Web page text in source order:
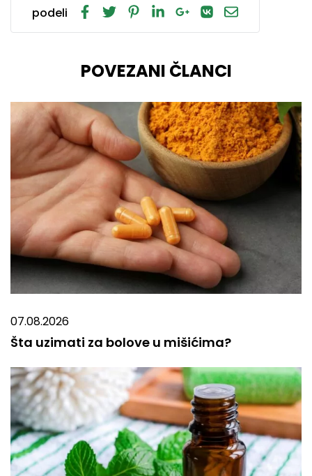
podeli
POVEZANI ČLANCI
07.08.2026
Šta uzimati za bolove u mišićima?